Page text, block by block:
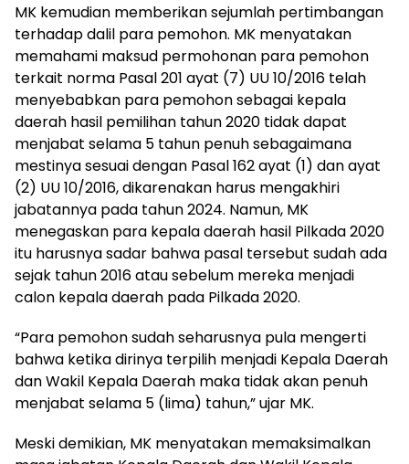
MK kemudian memberikan sejumlah pertimbangan
terhadap dalil para pemohon. MK menyatakan
memahami maksud permohonan para pemohon
terkait norma Pasal 201 ayat (7) UU 10/2016 telah
menyebabkan para pemohon sebagai kepala
daerah hasil pemilihan tahun 2020 tidak dapat
menjabat selama 5 tahun penuh sebagaimana
mestinya sesuai dengan Pasal 162 ayat (1) dan ayat
(2) UU 10/2016, dikarenakan harus mengakhiri
jabatannya pada tahun 2024. Namun, MK
menegaskan para kepala daerah hasil Pilkada 2020
itu harusnya sadar bahwa pasal tersebut sudah ada
sejak tahun 2016 atau sebelum mereka menjadi
calon kepala daerah pada Pilkada 2020.
“Para pemohon sudah seharusnya pula mengerti
bahwa ketika dirinya terpilih menjadi Kepala Daerah
dan Wakil Kepala Daerah maka tidak akan penuh
menjabat selama 5 (lima) tahun,” ujar MK.
Meski demikian, MK menyatakan memaksimalkan